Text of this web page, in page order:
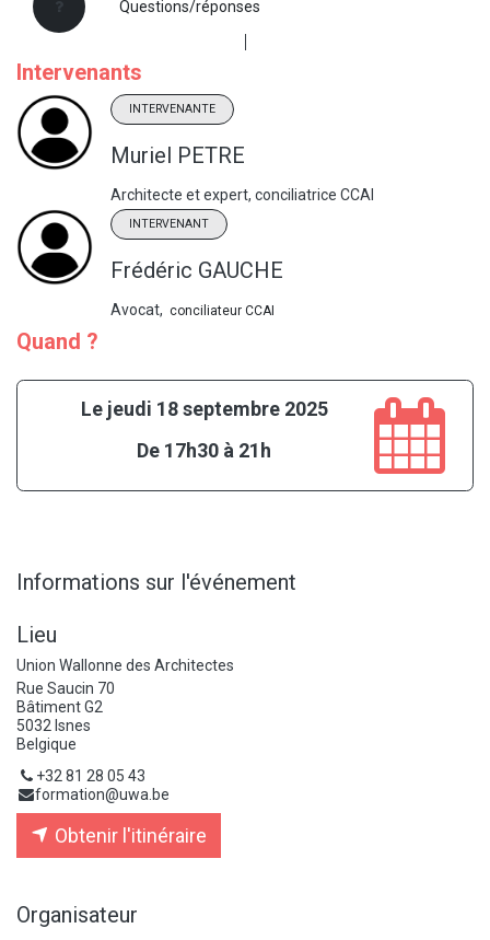
Questions/réponses
Intervenants
INTERVENANTE
Muriel PETRE
Architecte et expert, conciliatrice CCAI
INTERVENANT
Frédéric GAUCHE
Avocat, conciliateur CCAI
Quand ?
Le jeudi 18 septembre 2025
De 17h30 à 21h
Informations sur l'événement
Lieu
Union Wallonne des Architectes
Rue Saucin 70
Bâtiment G2
5032 Isnes
Belgique
+32 81 28 05 43
formation@uwa.be
Obtenir l'itinéraire
Organisateur